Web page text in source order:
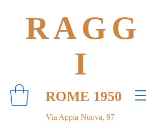
Via Appia Nuova, 97
RAGG
I
ROME 1950